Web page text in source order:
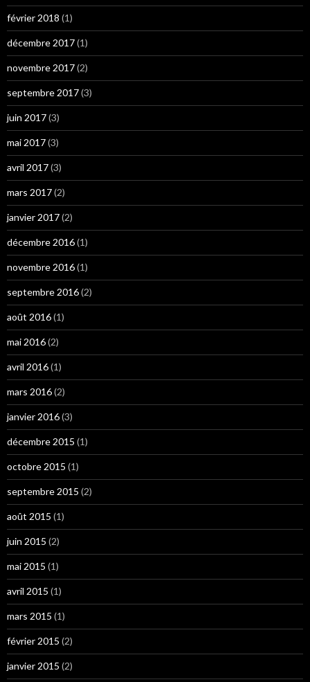
février 2018 (1)
décembre 2017(1)
novembre 2017(2)
septembre 2017(3)
juin 2017(3)
mai 2017(3)
avril 2017(3)
mars 2017(2)
janvier 2017(2)
décembre 2016(1)
novembre 2016(1)
septembre 2016(2)
août 2016(1)
mai 2016(2)
avril 2016(1)
mars 2016(2)
janvier 2016(3)
décembre 2015 (1)
octobre 2015 (1)
septembre 2015 (2)
août 2015 (1)
juin 2015 (2)
mai 2015 (1)
avril 2015 (1)
mars 2015 (1)
février 2015 (2)
janvier 2015 (2)